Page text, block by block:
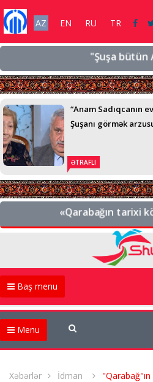
AZ EN RU TR
"Şuşa bütün
“Anam Sadıqcanın
Şuşanı görmək
ƏTRAFLI
«Qarabağın tarixi
Baş menu
Menu
Xəbərlər İdman